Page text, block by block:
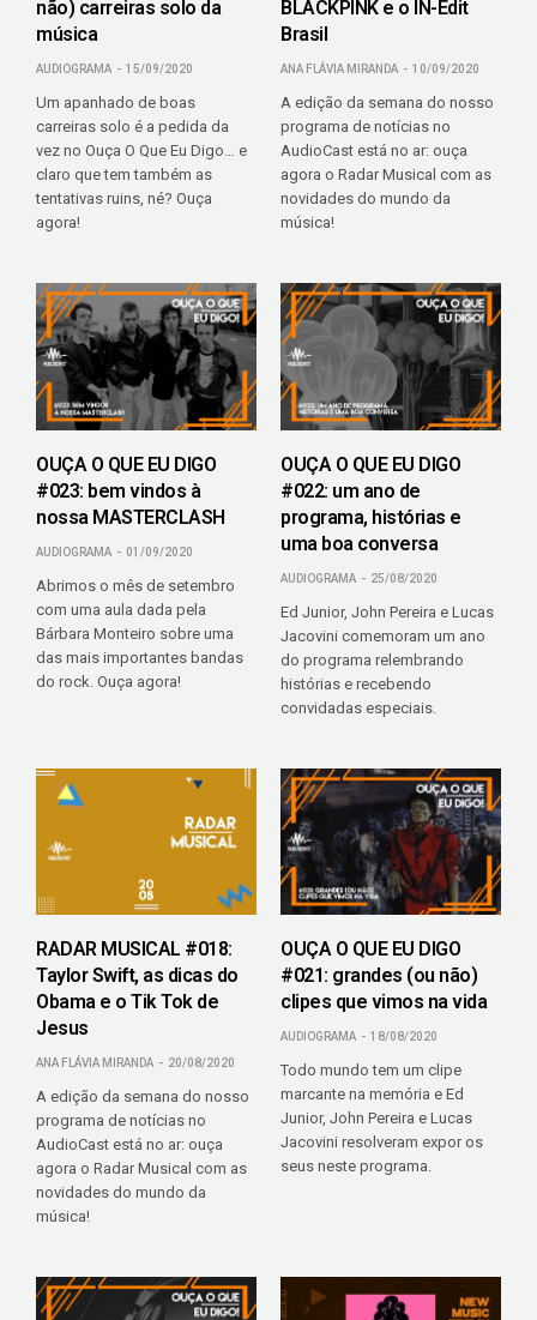
não) carreiras solo da
música
AUDIOGRAMA 15/09/2020
Um apanhado de boas
carreiras solo é a pedida da
vez no Ouça O Que Eu Digo… e
claro que tem também as
tentativas ruins, né? Ouça
agora!
BLACKPINK e o IN-Edit
Brasil
ANA FLÁVIA MIRANDA 10/09/2020
A edição da semana do nosso
programa de notícias no
AudioCast está no ar: ouça
agora o Radar Musical com as
novidades do mundo da
música!
OUÇA O QUE EU DIGO
#023: bem vindos à
nossa MASTERCLASH
AUDIOGRAMA 01/09/2020
Abrimos o mês de setembro
com uma aula dada pela
Bárbara Monteiro sobre uma
das mais importantes bandas
do rock. Ouça agora!
OUÇA O QUE EU DIGO
#022: um ano de
programa, histórias e
uma boa conversa
AUDIOGRAMA 25/08/2020
Ed Junior, John Pereira e Lucas
Jacovini comemoram um ano
do programa relembrando
histórias e recebendo
convidadas especiais.
RADAR MUSICAL #018:
Taylor Swift, as dicas do
Obama e o Tik Tok de
Jesus
ANA FLÁVIA MIRANDA 20/08/2020
A edição da semana do nosso
programa de notícias no
AudioCast está no ar: ouça
agora o Radar Musical com as
novidades do mundo da
música!
OUÇA O QUE EU DIGO
#021: grandes (ou não)
clipes que vimos na vida
AUDIOGRAMA 18/08/2020
Todo mundo tem um clipe
marcante na memória e Ed
Junior, John Pereira e Lucas
Jacovini resolveram expor os
seus neste programa.